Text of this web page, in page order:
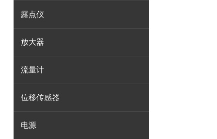
露点仪
放大器
流量计
位移传感器
电源